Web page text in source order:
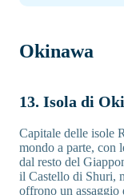
Okinawa
13. Isola di
Capitale delle isole
mondo a parte, con
dal resto del
il Castello di Shuri,
offrono un assaggio